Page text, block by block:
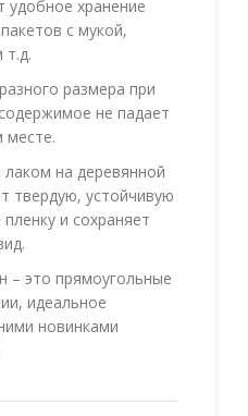
удобное хранение
с мукой,
т.д.
размера при
не падает
месте.
на деревянной
твердую, устойчивую
и сохраняет
– это прямоугольные
идеальное
новинками